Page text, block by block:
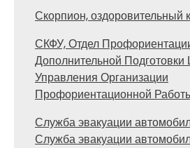
Скорпион, оздоровительный
СКФУ, Отдел
Дополнительной Подготовки
Управления Организации
Профориентационной
Служба эвакуации
Служба эвакуации